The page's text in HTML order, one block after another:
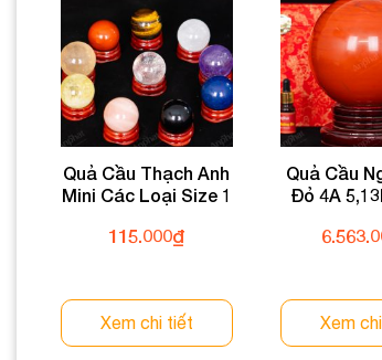
Quả Cầu Thạch Anh
Mini Các Loại Size 1
115.000₫
Xem chi tiết
Quả Cầu
Đỏ 4A
Xem